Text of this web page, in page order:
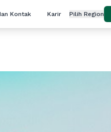
Kontak Karir Pilih Region